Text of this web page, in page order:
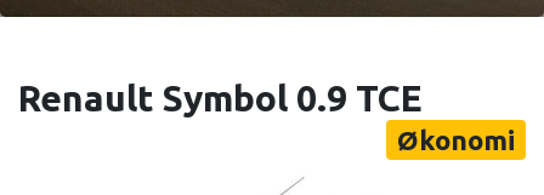
Renault Symbol 0.9 TCE
Økonomi